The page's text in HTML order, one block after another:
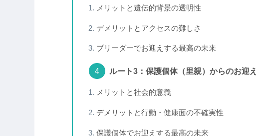
メリットと遺伝的背景の透明性
デメリットとアクセスの難しさ
ブリーダーでお迎えする最高の未来
ルート3：保護個体（里親）からのお迎え
メリットと社会的意義
デメリットと行動・健康面の不確実性
保護個体でお迎えする最高の未来